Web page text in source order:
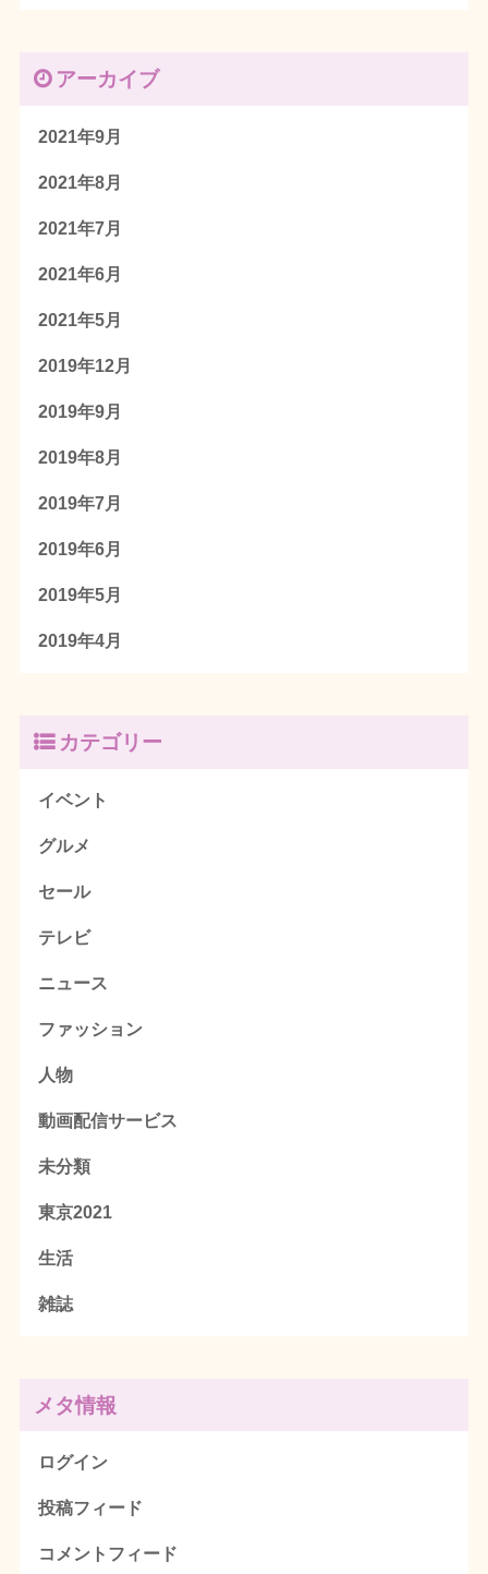
アーカイブ
2021年9月
2021年8月
2021年7月
2021年6月
2021年5月
2019年12月
2019年9月
2019年8月
2019年7月
2019年6月
2019年5月
2019年4月
カテゴリー
イベント
グルメ
セール
テレビ
ニュース
ファッション
人物
動画配信サービス
未分類
東京2021
生活
雑誌
メタ情報
ログイン
投稿フィード
コメントフィード